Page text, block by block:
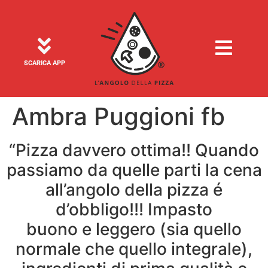
SCARICA APP
Ambra Puggioni fb
“Pizza davvero ottima!! Quando
passiamo da quelle parti la cena
all’angolo della pizza é
d’obbligo!!! Impasto
buono e leggero (sia quello
normale che quello integrale),